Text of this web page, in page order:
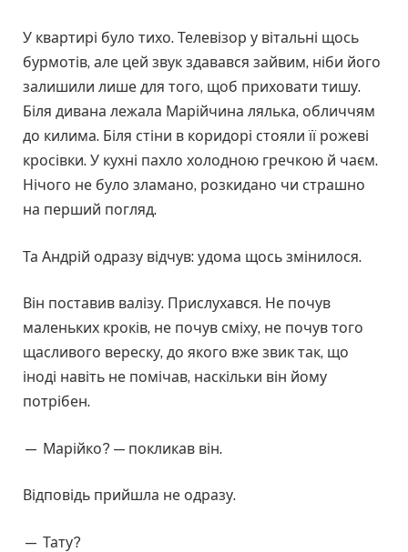
У квартирі було тихо. Телевізор у вітальні щось
бурмотів, але цей звук здавався зайвим, ніби його
залишили лише для того, щоб приховати тишу.
Біля дивана лежала Марійчина лялька, обличчям
до килима. Біля стіни в коридорі стояли її рожеві
кросівки. У кухні пахло холодною гречкою й чаєм.
Нічого не було зламано, розкидано чи страшно
на перший погляд.
Та Андрій одразу відчув: удома щось змінилося.
Він поставив валізу. Прислухався. Не почув
маленьких кроків, не почув сміху, не почув того
щасливого вереску, до якого вже звик так, що
іноді навіть не помічав, наскільки він йому
потрібен.
— Марійко? — покликав він.
Відповідь прийшла не одразу.
— Тату?